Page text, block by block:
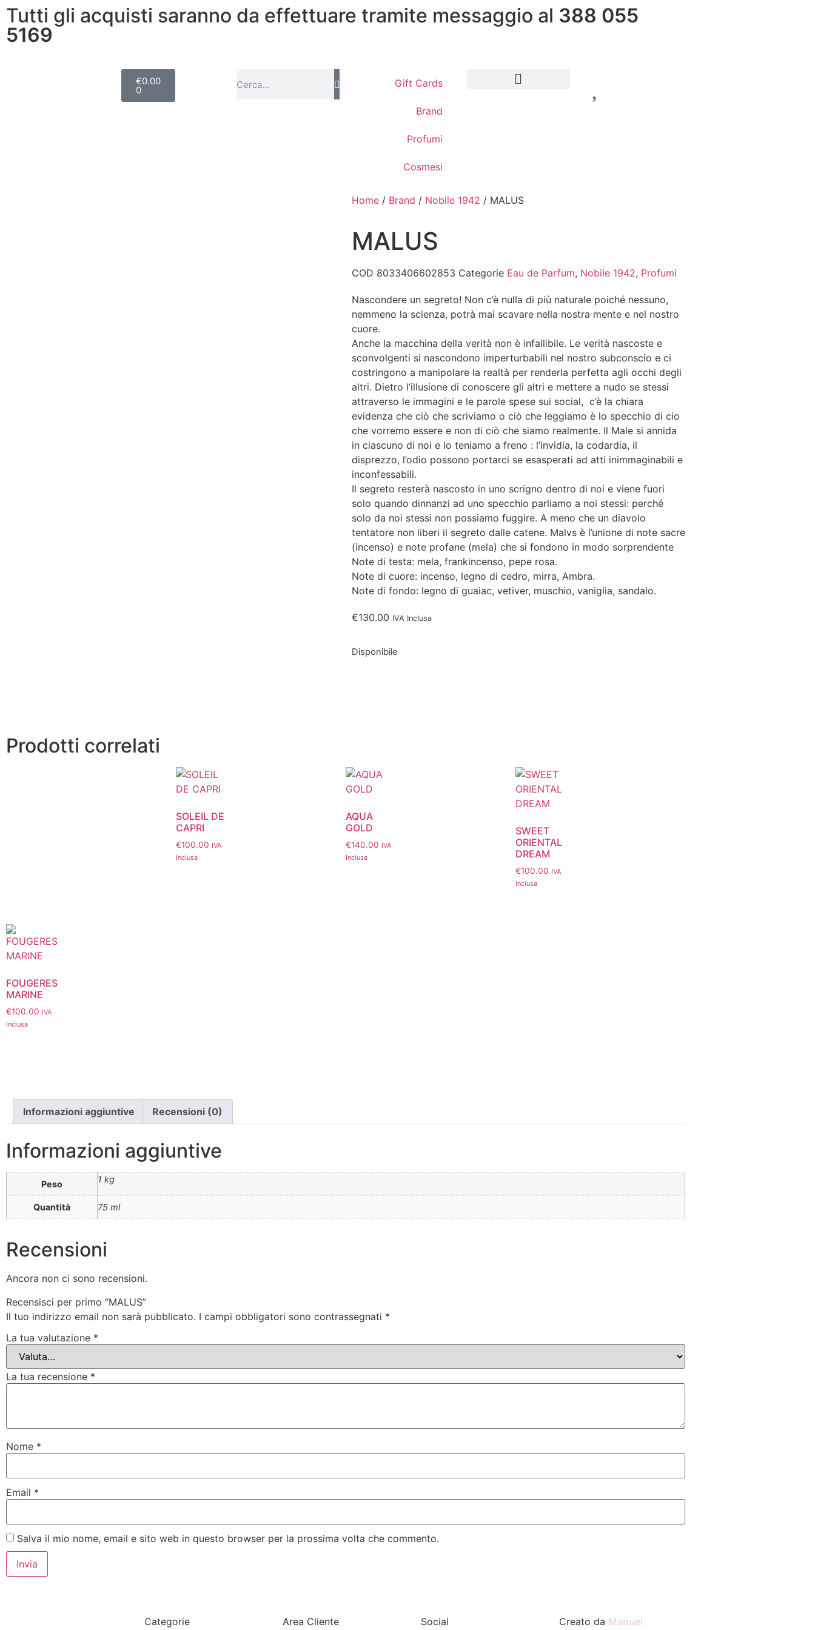
Tutti gli acquisti saranno da effettuare tramite messaggio al 388 055
5169
€0.00
0
Gift Cards
Brand
Profumi
Cosmesi
Home / Brand / Nobile 1942 / MALUS
MALUS
COD 8033406602853 Categorie Eau de Parfum, Nobile 1942, Profumi
Nascondere un segreto! Non c’è nulla di più naturale poiché nessuno,
nemmeno la scienza, potrà mai scavare nella nostra mente e nel nostro
cuore.
Anche la macchina della verità non è infallibile. Le verità nascoste e
sconvolgenti si nascondono imperturbabili nel nostro subconscio e ci
costringono a manipolare la realtà per renderla perfetta agli occhi degli
altri. Dietro l’illusione di conoscere gli altri e mettere a nudo se stessi
attraverso le immagini e le parole spese sui social, c’è la chiara
evidenza che ciò che scriviamo o ciò che leggiamo è lo specchio di cio
che vorremo essere e non di ciò che siamo realmente. Il Male si annida
in ciascuno di noi e lo teniamo a freno : l’invidia, la codardia, il
disprezzo, l’odio possono portarci se esasperati ad atti inimmaginabili e
inconfessabili.
Il segreto resterà nascosto in uno scrigno dentro di noi e viene fuori
solo quando dinnanzi ad uno specchio parliamo a noi stessi: perché
solo da noi stessi non possiamo fuggire. A meno che un diavolo
tentatore non liberi il segreto dalle catene. Malvs è l’unione di note sacre
(incenso) e note profane (mela) che si fondono in modo sorprendente
Note di testa: mela, frankincenso, pepe rosa.
Note di cuore: incenso, legno di cedro, mirra, Ambra.
Note di fondo: legno di guaiac, vetiver, muschio, vaniglia, sandalo.
€130.00 IVA Inclusa
Disponibile
Prodotti correlati
SOLEIL DE
CAPRI
€100.00 IVA
Inclusa
AQUA
GOLD
€140.00 IVA
Inclusa
SWEET
ORIENTAL
DREAM
€100.00 IVA
Inclusa
FOUGERES
MARINE
€100.00 IVA
Inclusa
Informazioni aggiuntive Recensioni (0)
Informazioni aggiuntive
Peso 1 kg
Quantità 75 ml
Recensioni
Ancora non ci sono recensioni.
Recensisci per primo “MALUS”
Il tuo indirizzo email non sarà pubblicato. I campi obbligatori sono contrassegnati *
La tua valutazione *
La tua recensione *
Nome *
Email *
Salva il mio nome, email e sito web in questo browser per la prossima volta che commento.
Categorie Area Cliente Social Creato da Manuel